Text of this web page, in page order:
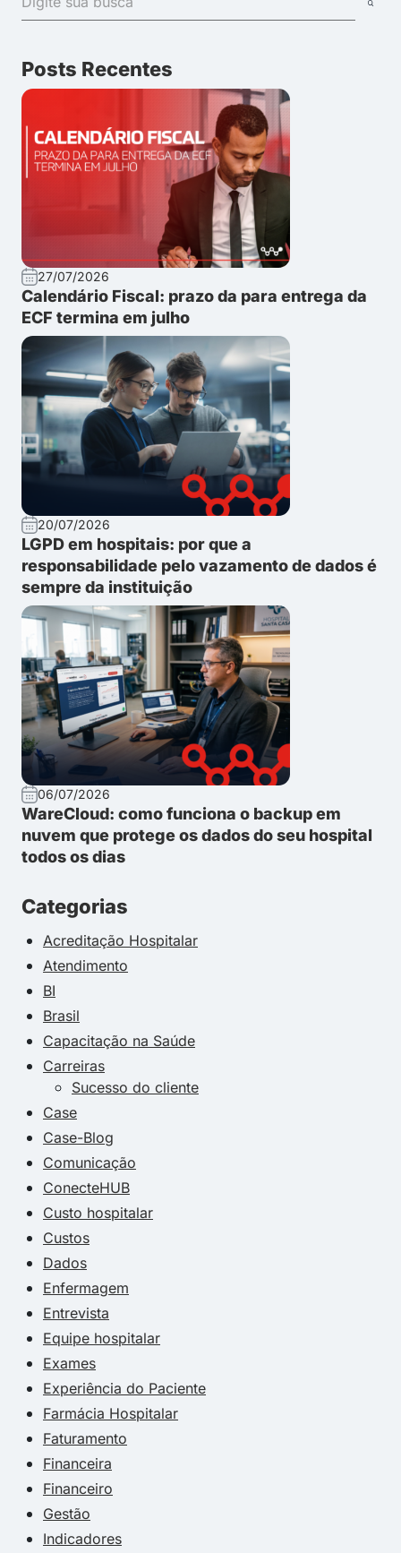
Posts Recentes
27/07/2026
Calendário Fiscal: prazo da para entrega da
ECF termina em julho
20/07/2026
LGPD em hospitais: por que a
responsabilidade pelo vazamento de dados é
sempre da instituição
06/07/2026
WareCloud: como funciona o backup em
nuvem que protege os dados do seu hospital
todos os dias
Categorias
Acreditação Hospitalar
Atendimento
BI
Brasil
Capacitação na Saúde
Carreiras
Sucesso do cliente
Case
Case-Blog
Comunicação
ConecteHUB
Custo hospitalar
Custos
Dados
Enfermagem
Entrevista
Equipe hospitalar
Exames
Experiência do Paciente
Farmácia Hospitalar
Faturamento
Financeira
Financeiro
Gestão
Indicadores